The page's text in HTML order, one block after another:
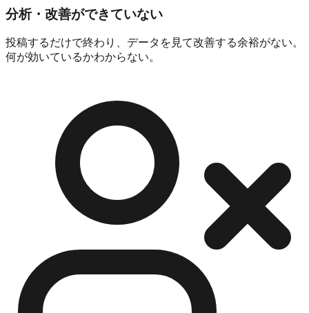
分析・改善ができていない
投稿するだけで終わり、データを見て改善する余裕がない。
何が効いているかわからない。